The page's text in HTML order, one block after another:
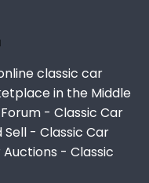
classic car
in the Middle
- Classic Car
Sell - Classic Car
Auctions - Classic